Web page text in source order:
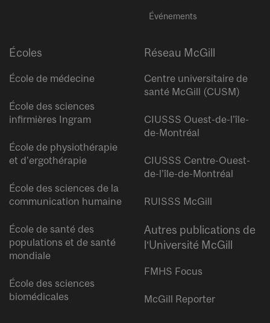
Événements
Écoles
École de médecine
École des sciences
infirmières Ingram
École de physiothérapie
et d’ergothérapie
École des sciences de la
communication humaine
École de santé des
populations et de santé
mondiale
École des sciences
biomédicales
Réseau McGill
Centre universitaire de
santé McGill (CUSM)
CIUSSS Ouest-de-l’île-
de-Montréal
CIUSSS Centre-Ouest-
de-l’île-de-Montréal
RUISSS McGill
Autres publications de
l’Université McGill
FMHS Focus
McGill Reporter